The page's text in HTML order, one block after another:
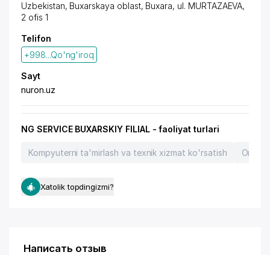
Uzbekistan, Buxarskaya oblast, Buxara, ul. MURTAZAEVA,
2 ofis 1
Telifon
+998...Qo'ng'iroq
Sayt
nuron.uz
NG SERVICE BUXARSKIY FILIAL - faoliyat turlari
Kompyuterni ta'mirlash va texnik xizmat ko'rsatish
Xatolik topdingizmi?
Написать отзыв